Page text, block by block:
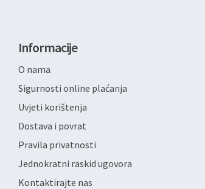
Informacije
O nama
Sigurnosti online plaćanja
Uvjeti korištenja
Dostava i povrat
Pravila privatnosti
Jednokratni raskid ugovora
Kontaktirajte nas